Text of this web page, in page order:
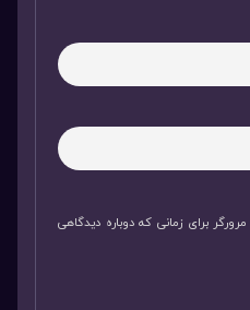
برای زمانی که دوباره دیدگاهی